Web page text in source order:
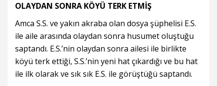
OLAYDAN SONRA KÖYÜ TERK ETMİŞ
Amca S.S. ve yakın akraba olan dosya şüphelisi E.S.
ile aile arasında olaydan sonra husumet oluştuğu
saptandı. E.S.’nin olaydan sonra ailesi ile birlikte
köyü terk ettiği, S.S.’nin yeni hat çıkardığı ve bu hat
ile ilk olarak ve sık sık E.S. ile görüştüğü saptandı.